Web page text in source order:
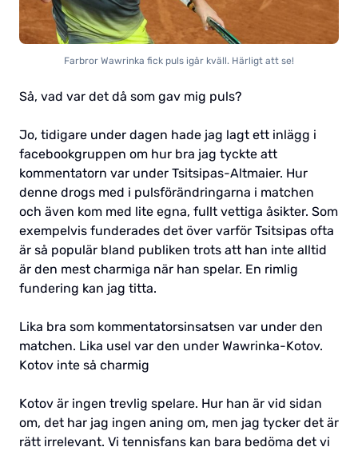
Farbror Wawrinka fick puls igår kväll. Härligt att se!
Så, vad var det då som gav mig puls?
Jo, tidigare under dagen hade jag lagt ett inlägg i
facebookgruppen om hur bra jag tyckte att
kommentatorn var under Tsitsipas-Altmaier. Hur
denne drogs med i pulsförändringarna i matchen
och även kom med lite egna, fullt vettiga åsikter. Som
exempelvis funderades det över varför Tsitsipas ofta
är så populär bland publiken trots att han inte alltid
är den mest charmiga när han spelar. En rimlig
fundering kan jag titta.
Lika bra som kommentatorsinsatsen var under den
matchen. Lika usel var den under Wawrinka-Kotov.
Kotov inte så charmig
Kotov är ingen trevlig spelare. Hur han är vid sidan
om, det har jag ingen aning om, men jag tycker det är
rätt irrelevant. Vi tennisfans kan bara bedöma det vi